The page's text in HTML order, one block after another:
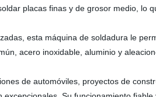
placas finas y de grosor medio,
esta máquina de soldadura le
acero inoxidable, aluminio y
de automóviles, proyectos de